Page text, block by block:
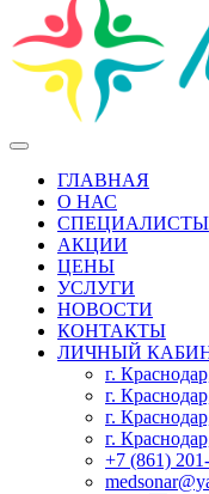
ГЛАВНАЯ
О НАС
СПЕЦИАЛИСТЫ
АКЦИИ
ЦЕНЫ
УСЛУГИ
НОВОСТИ
КОНТАКТЫ
ЛИЧНЫЙ
г.
г.
г.
г.
+7 (861)